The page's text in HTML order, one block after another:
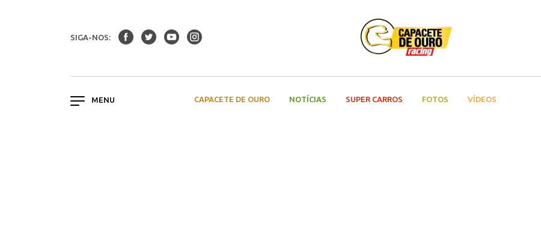
SIGA-NOS:
CAPACETE DE OURO NOTÍCIAS SUPER CARROS FOTOS VÍDEOS